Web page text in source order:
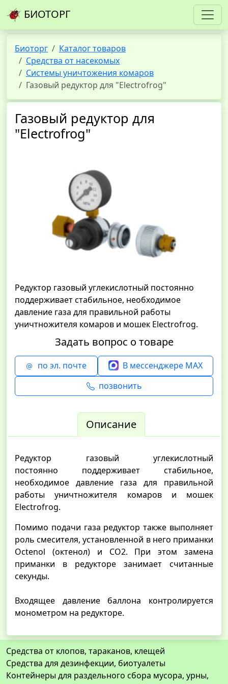
БИОТОРГ
Биоторг
Каталог товаров
Средства от насекомых
Системы уничтожения комаров
Газовый редуктор для "Electrofrog"
Газовый редуктор для
"Electrofrog"
Редуктор газовый углекислотный постоянно
поддерживает стабильное, необходимое
давление газа для правильной работы
уничтножителя комаров и мошек Electrofrog.
Задать вопрос о товаре
по эл. почте
В мессенджере MAX
позвонить
Описание
Редуктор газовый углекислотный
постоянно поддерживает стабильное,
необходимое давление газа для правильной
работы уничтножителя комаров и мошек
Electrofrog.
Помимо подачи газа редуктор также выполняет
роль смесителя, установленной в него приманки
Octenol (октенол) и CO2. При этом замена
приманки в редукторе занимает считанные
секунды.
Входящее давление баллона контролируется
монометром на редукторе.
Средства от клопов, тараканов, клещей
Средства для дезинфекции, биотуалеты
Контейнеры для раздельного сбора мусора, урны,